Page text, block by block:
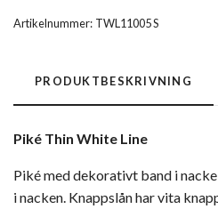
Artikelnummer: TWL11005 S
PRODUKTBESKRIVNING
Piké Thin White Line
Piké med dekorativt band i
i nacken. Knappslån har vita